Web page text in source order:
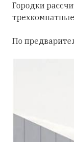
Городки
По